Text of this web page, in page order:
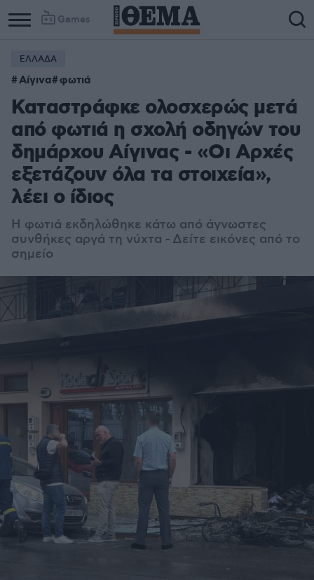
Games
ΕΛΛΑΔΑ
Αίγινα φωτιά
Καταστράφκε ολοσχερώς μετά
από φωτιά η σχολή οδηγών του
δημάρχου Αίγινας - «Οι Αρχές
εξετάζουν όλα τα στοιχεία»,
λέει ο ίδιος
Η φωτιά εκδηλώθηκε κάτω από άγνωστες
συνθήκες αργά τη νύχτα - Δείτε εικόνες από το
σημείο